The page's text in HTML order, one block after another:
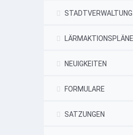
STADTVERWALTUNG
LÄRMAKTIONSPLÄNE
NEUIGKEITEN
FORMULARE
SATZUNGEN